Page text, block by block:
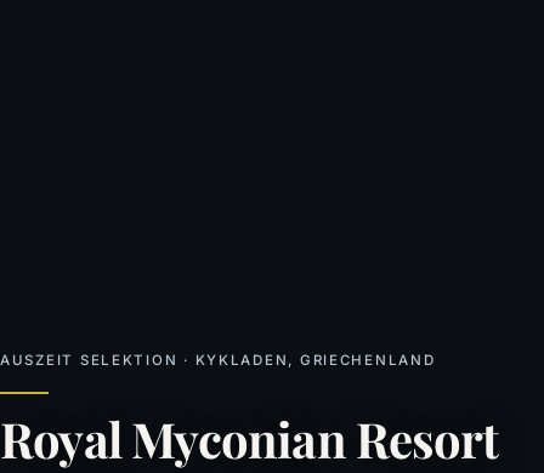
AUSZEIT SELEKTION · KYKLADEN, GRIECHENLAND
Royal Myconian Resort